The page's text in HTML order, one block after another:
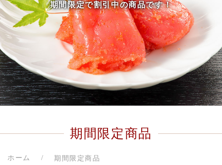
期間限定で割引中の商品です！
期間限定商品
ホーム 期間限定商品